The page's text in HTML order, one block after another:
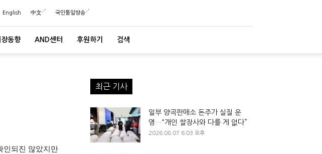
English 中文 국민통일방송
동향 AND센터 후원하기 검색
인되진 않았지만
최근 기사
일부 양곡판매소 돈주가 실질 운
영…“개인 쌀장사와 다를 게 없다”
2026.08.07 6:03 오후